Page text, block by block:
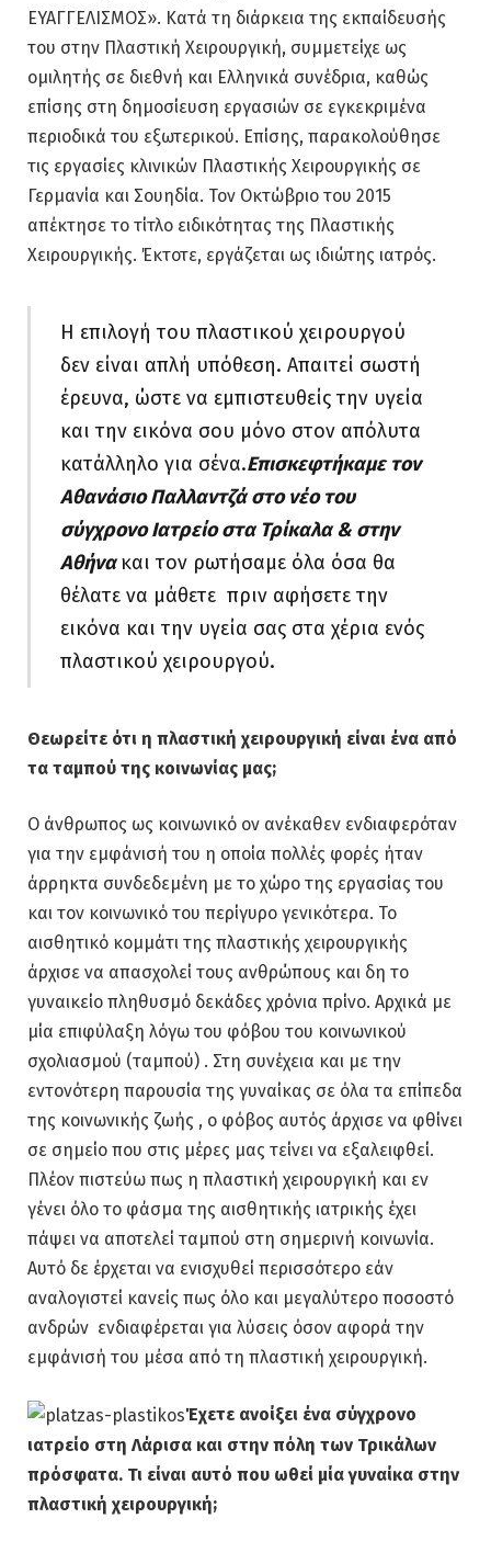
ΕΥΑΓΓΕΛΙΣΜΟΣ». Κατά τη διάρκεια της εκπαίδευσής
του στην Πλαστική Χειρουργική, συμμετείχε ως
ομιλητής σε διεθνή και Ελληνικά συνέδρια, καθώς
επίσης στη δημοσίευση εργασιών σε εγκεκριμένα
περιοδικά του εξωτερικού. Επίσης, παρακολούθησε
τις εργασίες κλινικών Πλαστικής Χειρουργικής σε
Γερμανία και Σουηδία. Τον Οκτώβριο του 2015
απέκτησε το τίτλο ειδικότητας της Πλαστικής
Χειρουργικής. Έκτοτε, εργάζεται ως ιδιώτης ιατρός.
Η επιλογή του πλαστικού χειρουργού
δεν είναι απλή υπόθεση. Απαιτεί σωστή
έρευνα, ώστε να εμπιστευθείς την υγεία
και την εικόνα σου μόνο στον απόλυτα
κατάλληλο για σένα.Επισκεφτήκαμε τον
Αθανάσιο Παλλαντζά στο νέο του
σύγχρονο Ιατρείο στα Τρίκαλα & στην
Αθήνακαι τον ρωτήσαμε όλα όσα θα
θέλατε να μάθετε πριν αφήσετε την
εικόνα και την υγεία σας στα χέρια ενός
πλαστικού χειρουργού.
Θεωρείτε ότι η πλαστική χειρουργική είναι ένα από
τα ταμπού της κοινωνίας μας;
Ο άνθρωπος ως κοινωνικό ον ανέκαθεν ενδιαφερόταν
για την εμφάνισή του η οποία πολλές φορές ήταν
άρρηκτα συνδεδεμένη με το χώρο της εργασίας του
και τον κοινωνικό του περίγυρο γενικότερα. Το
αισθητικό κομμάτι της πλαστικής χειρουργικής
άρχισε να απασχολεί τους ανθρώπους και δη το
γυναικείο πληθυσμό δεκάδες χρόνια πρίνο. Αρχικά με
μία επιφύλαξη λόγω του φόβου του κοινωνικού
σχολιασμού (ταμπού) . Στη συνέχεια και με την
εντονότερη παρουσία της γυναίκας σε όλα τα επίπεδα
της κοινωνικής ζωής , ο φόβος αυτός άρχισε να φθίνει
σε σημείο που στις μέρες μας τείνει να εξαλειφθεί.
Πλέον πιστεύω πως η πλαστική χειρουργική και εν
γένει όλο το φάσμα της αισθητικής ιατρικής έχει
πάψει να αποτελεί ταμπού στη σημερινή κοινωνία.
Αυτό δε έρχεται να ενισχυθεί περισσότερο εάν
αναλογιστεί κανείς πως όλο και μεγαλύτερο ποσοστό
ανδρών ενδιαφέρεται για λύσεις όσον αφορά την
εμφάνισή του μέσα από τη πλαστική χειρουργική.
Έχετε ανοίξει ένα σύγχρονο
ιατρείο στη Λάρισα και στην πόλη των Τρικάλων
πρόσφατα. Τι είναι αυτό που ωθεί μία γυναίκα στην
πλαστική χειρουργική;